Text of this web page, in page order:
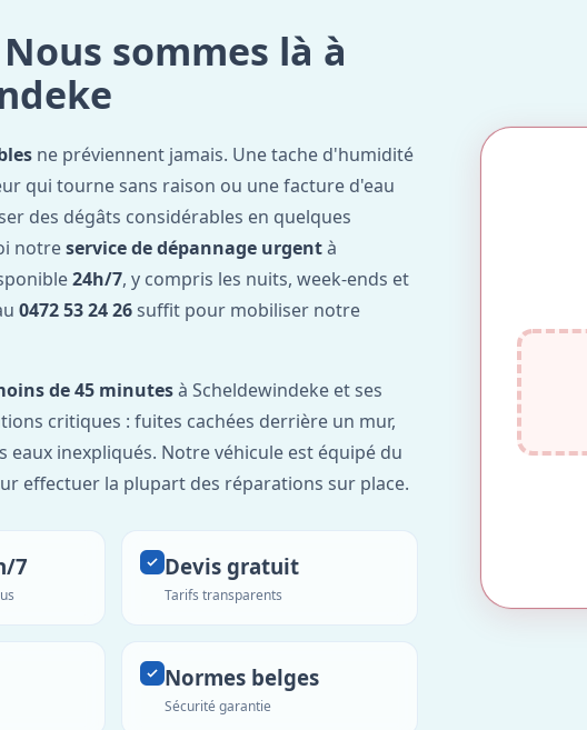
sommes là à
ne préviennent jamais. Une tache d'humidité
qui tourne sans raison ou une facture d'eau
des dégâts considérables en quelques
notreservice de dépannage urgentà
24h/7, y compris les nuits, week-ends et
0472 53 24 26suffit pour mobiliser notre
de 45 minutesà Scheldewindeke et ses
critiques : fuites cachées derrière un mur,
eaux inexpliqués. Notre véhicule est équipé du
effectuer la plupart des réparations sur place.
7 Devis gratuit
Tarifs transparents
Normes belges
Sécurité garantie